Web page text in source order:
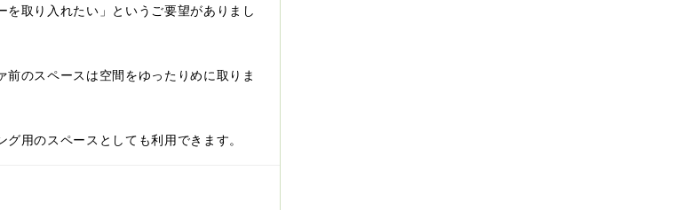
を取り入れたい」というご要望がありまし
のスペースは空間をゆったりめに取りま
用のスペースとしても利用できます。